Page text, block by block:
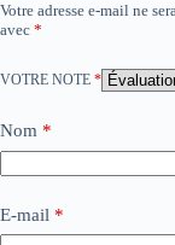
Votre adresse e-mail ne
avec *
VOTRE NOTE *
Nom *
E-mail *